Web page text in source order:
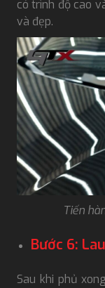
có trình độ cao
và đẹp.
Tiến
Bước 6:
Sau khi phủ